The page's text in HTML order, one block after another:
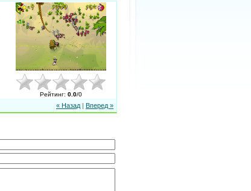
Рейтинг: 0.0/0
« Назад | Вперед »